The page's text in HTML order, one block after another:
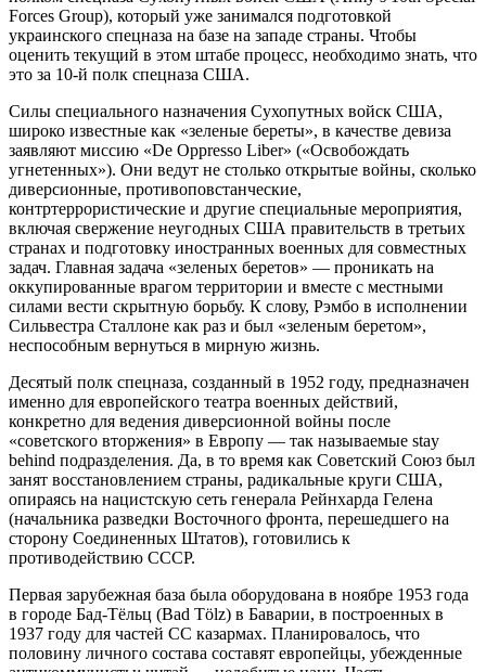
Forces Group), который уже занимался подготовкой
украинского спецназа на базе на западе страны. Чтобы
оценить текущий в этом штабе процесс, необходимо знать, что
это за 10-й полк спецназа США.
Силы специального назначения Сухопутных войск США,
широко известные как «зеленые береты», в качестве девиза
заявляют миссию «De Oppresso Liber» («Освобождать
угнетенных»). Они ведут не столько открытые войны, сколько
диверсионные, противоповстанческие,
контртеррористические и другие специальные мероприятия,
включая свержение неугодных США правительств в третьих
странах и подготовку иностранных военных для совместных
задач. Главная задача «зеленых беретов» — проникать на
оккупированные врагом территории и вместе с местными
силами вести скрытную борьбу. К слову, Рэмбо в исполнении
Сильвестра Сталлоне как раз и был «зеленым беретом»,
неспособным вернуться в мирную жизнь.
Десятый полк спецназа, созданный в 1952 году, предназначен
именно для европейского театра военных действий,
конкретно для ведения диверсионной войны после
«советского вторжения» в Европу — так называемые stay
behind подразделения. Да, в то время как Советский Союз был
занят восстановлением страны, радикальные круги США,
опираясь на нацистскую сеть генерала Рейнхарда Гелена
(начальника разведки Восточного фронта, перешедшего на
сторону Соединенных Штатов), готовились к
противодействию СССР.
Первая зарубежная база была оборудована в ноябре 1953 года
в городе Бад-Тёльц (Bad Tölz) в Баварии, в построенных в
1937 году для частей СС казармах. Планировалось, что
половину личного состава составят европейцы, убежденные